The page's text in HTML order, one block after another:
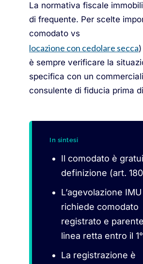
La normativa fiscale
di frequente. Per scelte
comodato vs
locazione con cedolare secca
è sempre verificare la
specifica con un
consulente di fiducia prima
In sintesi
Il comodato è
definizione (art.
L’agevolazione
richiede comodato
registrato e
linea retta entro il
La registrazione è